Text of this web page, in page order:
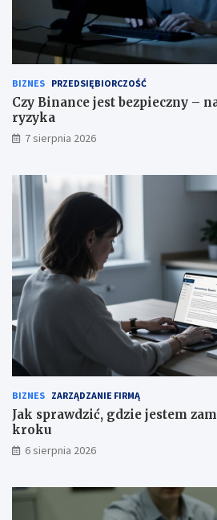
BIZNES PRZEDSIĘBIORCZOŚĆ
Czy Binance jest bezpieczny –
ryzyka
7 sierpnia 2026
BIZNES ZARZĄDZANIE FIRMĄ
Jak sprawdzić, gdzie jestem
kroku
6 sierpnia 2026